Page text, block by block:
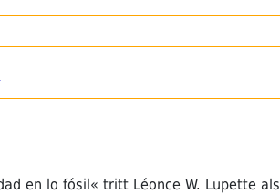
en lo fósil« tritt Léonce W. Lupette als